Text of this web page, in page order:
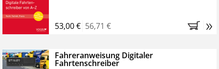
53,00 € 56,71 € »
Fahreranweisung Digitaler
Fahrtenschreiber